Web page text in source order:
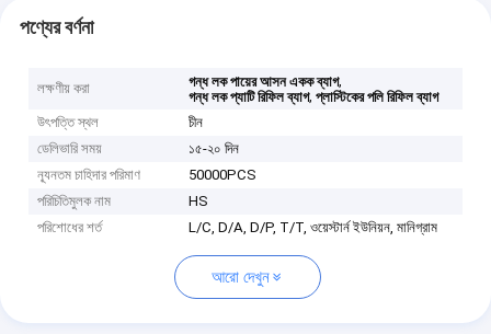
পণ্যের বর্ণনা
লক্ষণীয় করা গন্ধ লক পায়ের আসন একক ব্যাগ,
গন্ধ লক প্যাটি রিফিল ব্যাগ,প্লাস্টিকের পলি রিফিল ব্যাগ
উৎপত্তি স্থল
চীন
ডেলিভারি সময়
১৫-২০ দিন
ন্যূনতম চাহিদার পরিমাণ
50000PCS
পরিচিতিমুলক নাম
HS
পরিশোধের শর্ত
L/C, D/A, D/P, T/T, ওয়েস্টার্ন ইউনিয়ন, মানিগ্রাম
আরো দেখুন